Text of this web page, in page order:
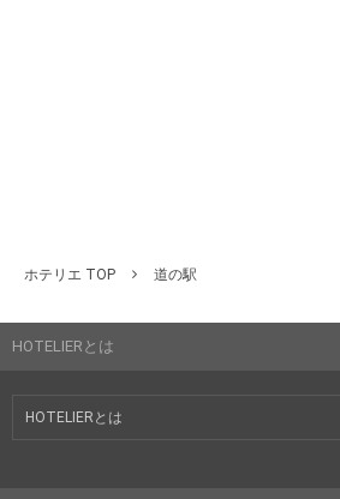
ホテリエ TOP 道の駅
HOTELIERとは
HOTELIERとは